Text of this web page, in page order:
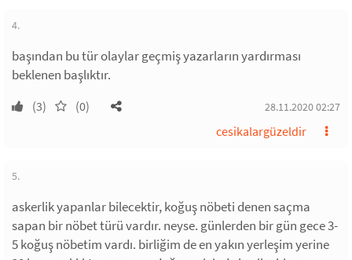
4.
başından bu tür olaylar geçmiş yazarların yardırması
beklenen başlıktır.
(3) (0) 28.11.2020 02:27
cesikalargüzeldir
5.
askerlik yapanlar bilecektir, koğuş nöbeti denen saçma
sapan bir nöbet türü vardır. neyse. günlerden bir gün gece 3-
5 koğuş nöbetim vardı. birliğim de en yakın yerleşim yerine